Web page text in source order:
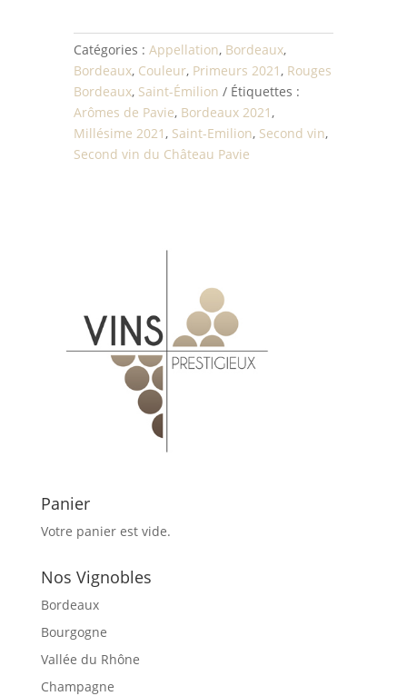
Catégories : Appellation, Bordeaux,
Bordeaux, Couleur, Primeurs 2021, Rouges
Bordeaux, Saint-Émilion
Étiquettes :
Arômes de Pavie, Bordeaux 2021,
Millésime 2021, Saint-Emilion, Second vin,
Second vin du Château Pavie
Panier
Votre panier est vide.
Nos Vignobles
Bordeaux
Bourgogne
Vallée du Rhône
Champagne